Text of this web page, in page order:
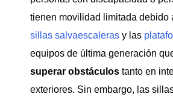
tienen movilidad limitada debido
sillas salvaescalerasy las
equipos de última generación
superar obstáculostanto en
exteriores. Sin embargo, las